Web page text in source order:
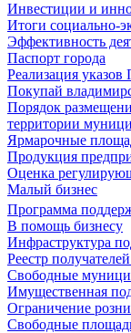
Инвестиции и
Итоги социально-
Эффективность
Паспорт города
Реализация указов
Покупай
Порядок
территории
Ярмарочные
Продукция
Оценка
Малый бизнес
Программа
В помощь бизнесу
Инфраструктура
Реестр
Свободные
Имущественная
Ограничение
Свободные